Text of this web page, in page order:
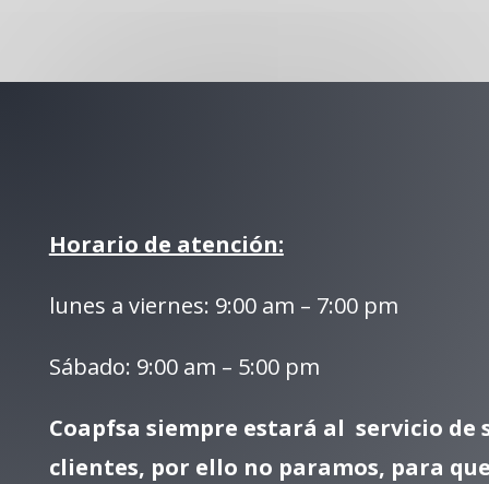
Horario de atención:
lunes a viernes: 9:00 am – 7:00 pm
Sábado: 9:00 am – 5:00 pm
Coapfsa siempre estará al servicio de
clientes, por ello no paramos, para